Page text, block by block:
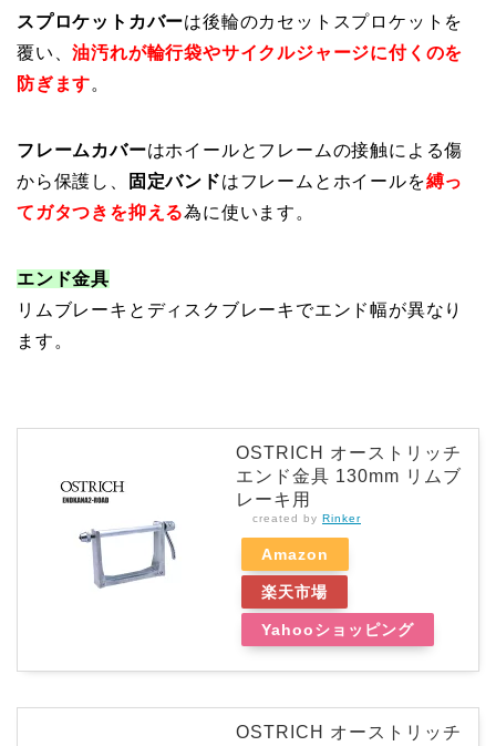
スプロケットカバーは後輪のカセットスプロケットを
覆い、油汚れが輪行袋やサイクルジャージに付くのを
防ぎます。
フレームカバーはホイールとフレームの接触による傷
から保護し、
固定バンドはフレームとホイールを縛っ
てガタつきを抑える為に使います。
エンド金具
リムブレーキとディスクブレーキでエンド幅が異なり
ます。
OSTRICH オーストリッチ
エンド金具 130mm リムブ
レーキ用
created by Rinker
Amazon
楽天市場
Yahooショッピング
OSTRICH オーストリッチ